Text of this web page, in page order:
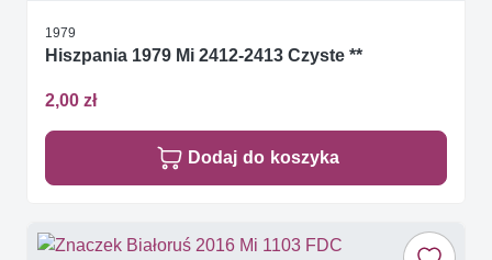
1979
Hiszpania 1979 Mi 2412-2413 Czyste **
2,00 zł
Dodaj do koszyka